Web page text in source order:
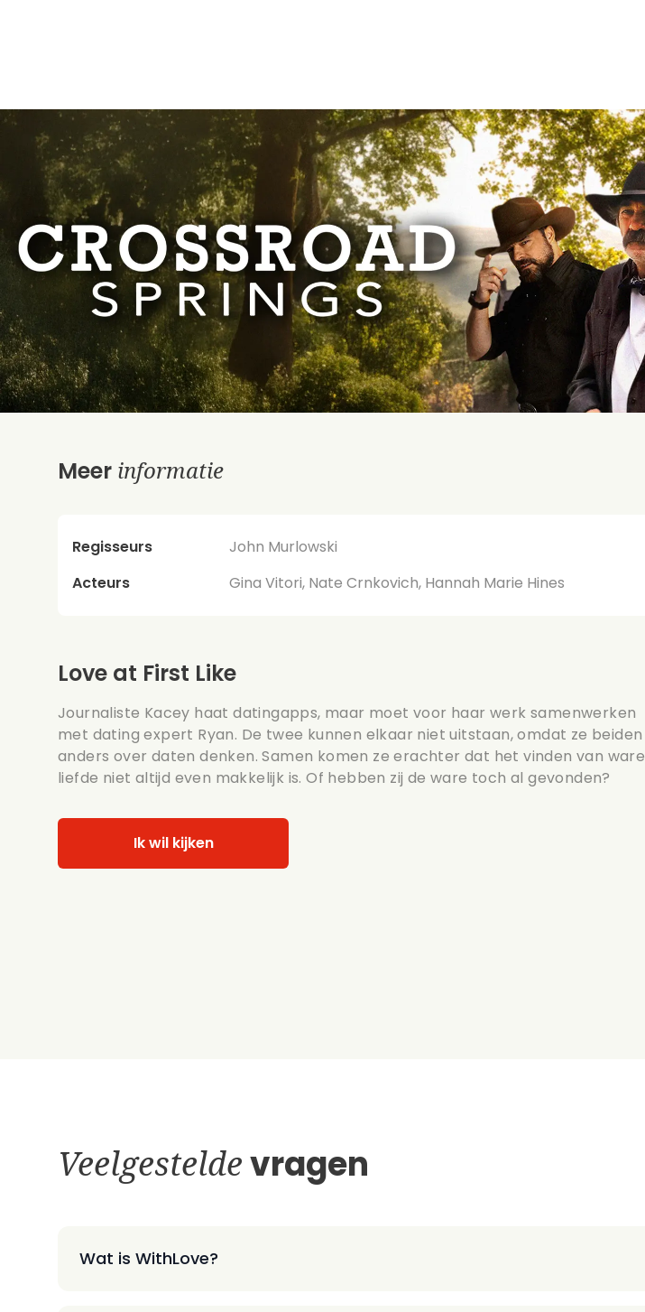
Meer informatie
Regisseurs
John Murlowski
Acteurs
Gina Vitori, Nate Crnkovich, Hannah Marie Hines
Love at First Like
Journaliste Kacey haat datingapps, maar moet voor haar werk samenwerken
met dating expert Ryan. De twee kunnen elkaar niet uitstaan, omdat ze beiden
anders over daten denken. Samen komen ze erachter dat het vinden van ware
liefde niet altijd even makkelijk is. Of hebben zij de ware toch al gevonden?
Ik wil kijken
Veelgesteldevragen
Wat is WithLove?